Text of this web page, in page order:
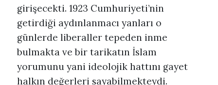
girişecekti. 1923 Cumhuriyeti’nin
getirdiği aydınlanmacı yanları o
günlerde liberaller tepeden inme
bulmakta ve bir tarikatın İslam
yorumunu yani ideolojik hattını gayet
halkın değerleri sayabilmekteydi.